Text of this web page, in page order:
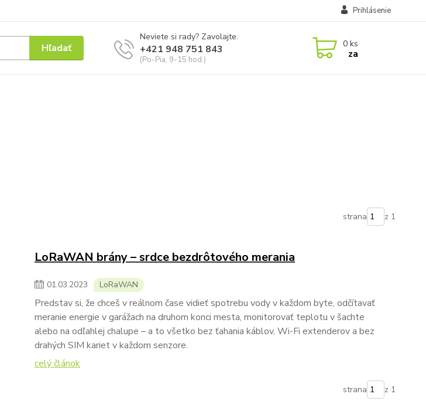
Prihlásenie
Hľadať
Neviete si rady? Zavolajte.
+421 948 751 843
(Po-Pia, 9-15 hod.)
0 ks
za
strana z 1
LoRaWAN brány – srdce bezdrôtového merania
01.03.2023 LoRaWAN
Predstav si, že chceš v reálnom čase vidieť spotrebu vody v každom byte, odčítavať
meranie energie v garážach na druhom konci mesta, monitorovať teplotu v šachte
alebo na odľahlej chalupe – a to všetko bez ťahania káblov, Wi-Fi extenderov a bez
drahých SIM kariet v každom senzore.
celý článok
strana z 1